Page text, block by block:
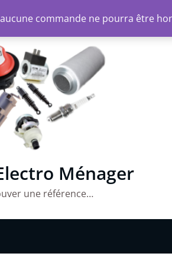
Ménager
une référence…
commande ne pourra être